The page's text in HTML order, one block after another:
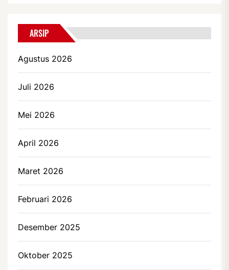
ARSIP
Agustus 2026
Juli 2026
Mei 2026
April 2026
Maret 2026
Februari 2026
Desember 2025
Oktober 2025